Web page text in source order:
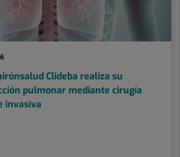
Clideba realiza su
pulmonar mediante cirugía
invasiva